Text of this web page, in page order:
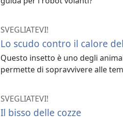
SVEGLIATEVI!
Lo scudo contro il calore
Questo insetto è uno degli
permette di sopravvivere alle
SVEGLIATEVI!
Il bisso delle cozze